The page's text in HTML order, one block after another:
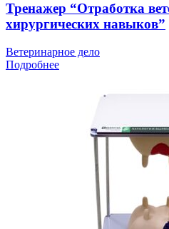
Тренажер “Отработка
хирургических навыков”
Ветеринарное дело
Подробнее